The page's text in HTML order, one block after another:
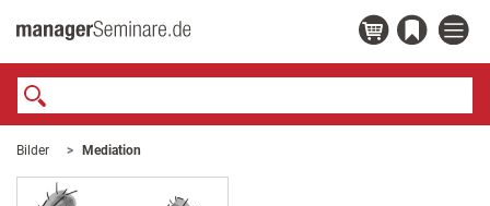
Bilder Mediation